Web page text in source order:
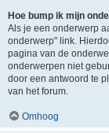
Hoe bump ik mijn
Als je een onderwerp
onderwerp" link.
pagina van de
onderwerpen niet
door een antwoord te
van het forum.
Omhoog